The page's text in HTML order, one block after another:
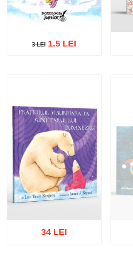
3 LEI
3 LEI1.5 LEI
34 LEI